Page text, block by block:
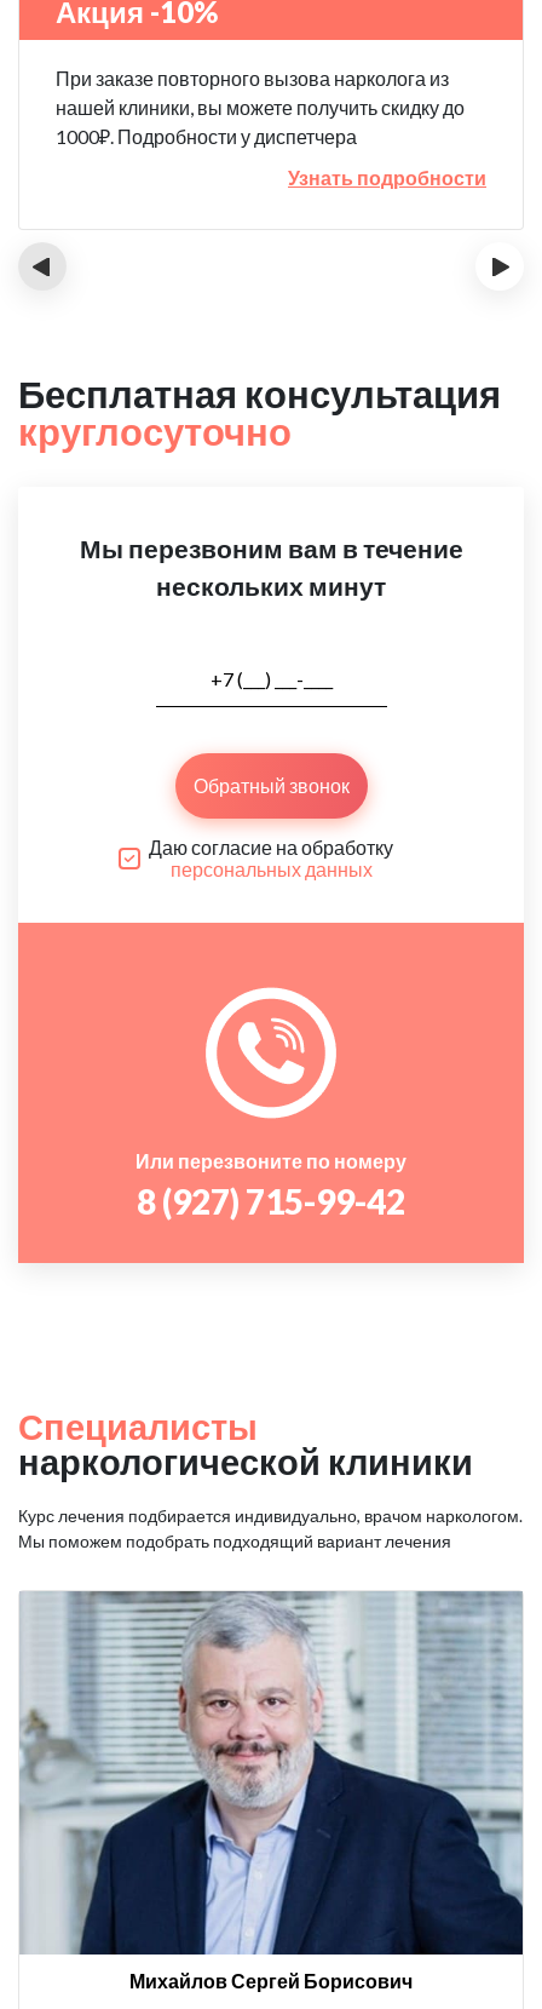
Акция -10%
При заказе повторного вызова нарколога из
нашей клиники, вы можете получить скидку до
1000₽. Подробности у диспетчера
Узнать подробности
‹ ›
Бесплатная консультация
круглосуточно
Мы перезвоним вам в течение
нескольких минут
Обратный звонок
Даю согласие на обработку
персональных данных
Или перезвоните по номеру
8 (927) 715-99-42
Специалисты
наркологической клиники
Курс лечения подбирается индивидуально, врачом наркологом.
Мы поможем подобрать подходящий вариант лечения
Михайлов Сергей Борисович